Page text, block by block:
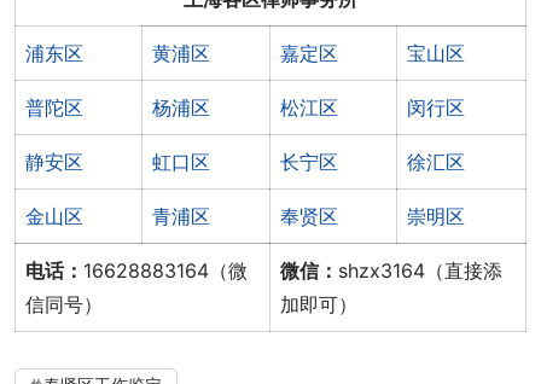
浦东区 黄浦区 嘉定区 宝山区
普陀区 杨浦区 松江区 闵行区
静安区 虹口区 长宁区 徐汇区
金山区 青浦区 奉贤区 崇明区
电话： 16628883164（微
信同号）
微信： shzx3164（直接添
加即可）